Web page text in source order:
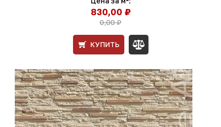
830,00 ₽
0,00 ₽
КУПИТЬ